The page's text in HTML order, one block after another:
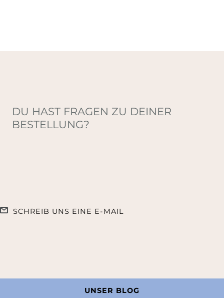
DU HAST FRAGEN ZU DEINER
BESTELLUNG?
SCHREIB UNS EINE E-MAIL
UNSER BLOG